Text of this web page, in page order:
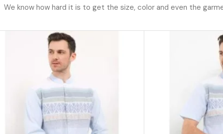
We know how hard it is to get the size, color and even the